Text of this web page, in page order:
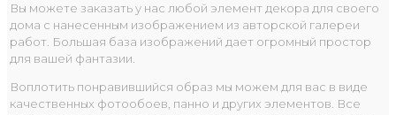
Вы можете заказать у нас любой элемент декора для своего
дома с нанесенным изображением из авторской галереи
работ. Большая база изображений дает огромный простор
для вашей фантазии.
Воплотить понравившийся образ мы можем для вас в виде
качественных фотообоев, панно и других элементов. Все